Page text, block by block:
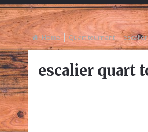
Home Quart tournant
escalier quart